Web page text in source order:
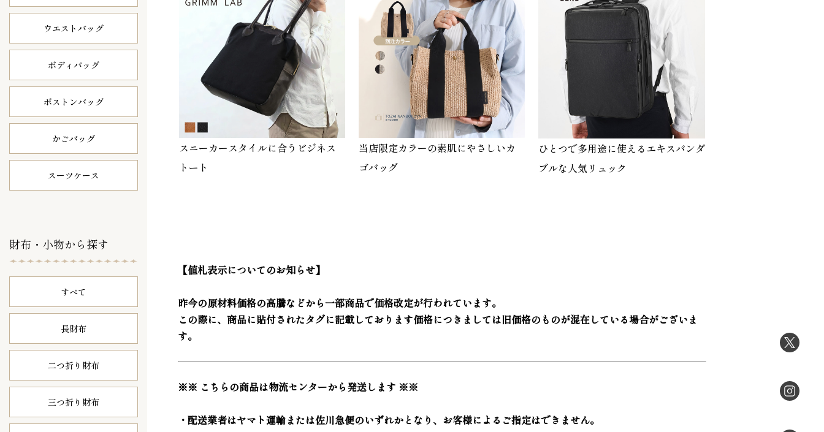
ウエストバッグ
ボディバッグ
ボストンバッグ
かごバッグ
スーツケース
財布・小物から探す
すべて
長財布
二つ折り財布
三つ折り財布
スニーカースタイルに合うビジネス
トート
当店限定カラーの素肌にやさしいカ
ゴバッグ
ひとつで多用途に使えるエキスパンダ
ブルな人気リュック
【値札表示についてのお知らせ】
昨今の原材料価格の高騰などから一部商品で価格改定が行われています。
この際に、商品に貼付されたタグに記載しております価格につきましては旧価格のものが混在している場合がございま
す。
※※ こちらの商品は物流センターから発送します ※※
・配送業者はヤマト運輸または佐川急便のいずれかとなり、お客様によるご指定はできません。